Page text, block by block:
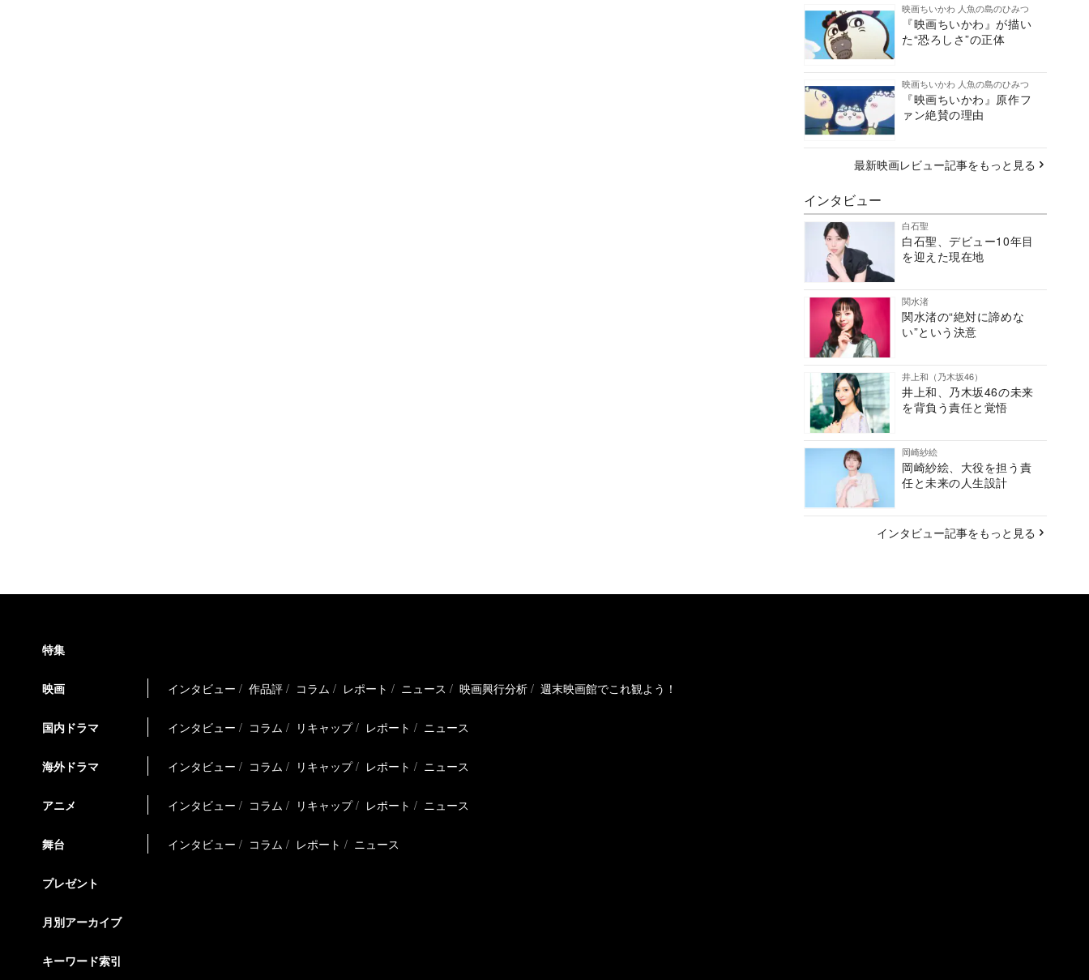
映画ちいかわ 人魚の島のひみつ
『映画ちいかわ』が描い
た“恐ろしさ”の正体
映画ちいかわ 人魚の島のひみつ
『映画ちいかわ』原作フ
ァン絶賛の理由
最新映画レビュー記事をもっと見る
インタビュー
白石聖
白石聖、デビュー10年目
を迎えた現在地
関水渚
関水渚の“絶対に諦めな
い”という決意
井上和（乃木坂46）
井上和、乃木坂46の未来
を背負う責任と覚悟
岡崎紗絵
岡崎紗絵、大役を担う責
任と未来の人生設計
インタビュー記事をもっと見る
特集
映画 インタビュー 作品評 コラム レポート ニュース 映画興行分析 週末映画館でこれ観よう！
国内ドラマ インタビュー コラム リキャップ レポート ニュース
海外ドラマ インタビュー コラム リキャップ レポート ニュース
アニメ インタビュー コラム リキャップ レポート ニュース
舞台 インタビュー コラム レポート ニュース
プレゼント
月別アーカイブ
キーワード索引